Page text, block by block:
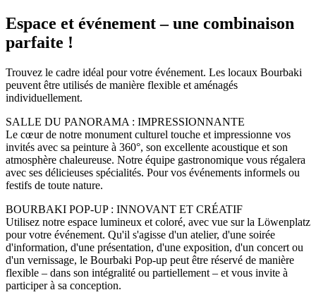
Espace et événement – une combinaison
parfaite !
Trouvez le cadre idéal pour votre événement. Les locaux Bourbaki
peuvent être utilisés de manière flexible et aménagés
individuellement.
SALLE DU PANORAMA : IMPRESSIONNANTE
Le cœur de notre monument culturel touche et impressionne vos
invités avec sa peinture à 360°, son excellente acoustique et son
atmosphère chaleureuse. Notre équipe gastronomique vous régalera
avec ses délicieuses spécialités. Pour vos événements informels ou
festifs de toute nature.
BOURBAKI POP-UP : INNOVANT ET CRÉATIF
Utilisez notre espace lumineux et coloré, avec vue sur la Löwenplatz
pour votre événement. Qu'il s'agisse d'un atelier, d'une soirée
d'information, d'une présentation, d'une exposition, d'un concert ou
d'un vernissage, le Bourbaki Pop-up peut être réservé de manière
flexible – dans son intégralité ou partiellement – et vous invite à
participer à sa conception.